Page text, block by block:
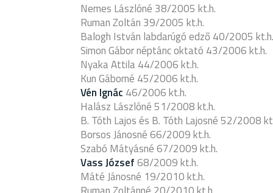
Nemes Lászlóné 38/2005 kt.h.
Ruman Zoltán 39/2005 kt.h.
Balogh István labdarúgó edző 40/2005 kt.h.
Simon Gábor néptánc oktató 43/2006 kt.h.
Nyaka Attila 44/2006 kt.h.
Kun Gáborné 45/2006 kt.h.
Vén Ignác 46/2006 kt.h.
Halász Lászlóné 51/2008 kt.h.
B. Tóth Lajos és B. Tóth Lajosné 52/2008
Borsos Jánosné 66/2009 kt.h.
Szabó Mátyásné 67/2009 kt.h.
Vass József68/2009 kt.h.
Máté Jánosné 19/2010 kt.h.